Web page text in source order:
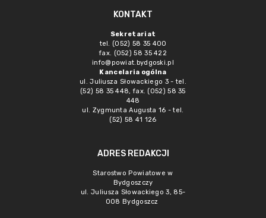
KONTAKT
Sekretariat
tel. (052) 58 35 400
fax. (052) 58 35 422
info@powiat.bydgoski.pl
Kancelaria ogólna
ul. Juliusza Słowackiego 3 - tel.
(52) 58 35 448, fax. (052) 58 35
448
ul. Zygmunta Augusta 16 - tel.
(52) 58 41 126
ADRES REDAKCJI
Starostwo Powiatowe w
Bydgoszczy
ul. Juliusza Słowackiego 3, 85-
008 Bydgoszcz